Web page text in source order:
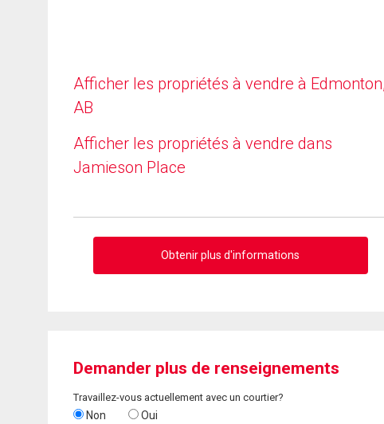
Afficher les propriétés à vendre à Edmonton,
AB
Afficher les propriétés à vendre dans
Jamieson Place
Obtenir plus d'informations
Demander plus de renseignements
Travaillez-vous actuellement avec un courtier?
Non Oui